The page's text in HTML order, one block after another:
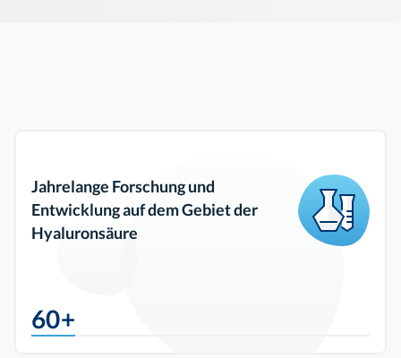
Jahrelange Forschung und
Entwicklung auf dem Gebiet der
Hyaluronsäure
60+